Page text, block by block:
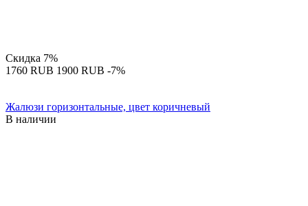
Скидка 7%
‍1760‍ RUB ‍1900‍ RUB -7%
Жалюзи горизонтальные, цвет коричневый
В наличии